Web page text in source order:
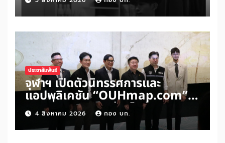
ประชาสัมพันธ์
จุฬาฯ เปิดตัวนิทรรศการและ
แอปพลิเคชัน “OUHmap.com”
ระยะที่ 2 ปักหมุดย่านไชน่าทาวน์–
บรรทัดทอง–สามย่าน เชื่อมโยง
มรดกเมืองสามัญด้าน “อาหาร–
4 สิงหาคม 2026 กอง บก.